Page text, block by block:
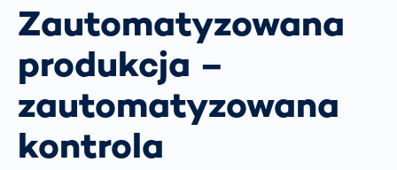
Zautomatyzowana
produkcja –
zautomatyzowana
kontrola